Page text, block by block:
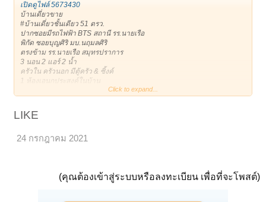
เปิดดูไฟล์ 5673430
บ้านเดี่ยวขาย
#บ้านเดี่ยวชั้นเดียว 51 ตรว.
ปากซอยมีรถไฟฟ้า BTS สถานี รร.นายเรือ
พิกัด ซอยบุญศิริ มบ.นฤมลศิริ
ตรงข้าม รร.นายเรือ สมุทรปราการ
3 นอน 2 แอร์ 2 น้ำ
ครัวใน ครัวนอก มีตู้ครัว & ซิ้งค์
1 ห้องเอนกประสงค์ในบ้าน
1 ห้องเอนกประสงค์ข้างบ้าน เก็บของ หรือเป็นบ้านสัตว์เลี้ยงได้
1 จอดในบ้าน/ 3 จอดหน้าบ้าน
ถนนหน้าบ้านกว้าง หน้าบ้านไม่ชนประตูบ้านใคร
* 081-8665944 Addy *
https://timeline.line.me/post/1161408134210039717
ขาย : 3,400,000 บาท
Click to expand...
LIKE
24 กรกฎาคม 2021
(คุณต้องเข้าสู่ระบบหรือลงทะเบียน เพื่อที่จะโพสต์)